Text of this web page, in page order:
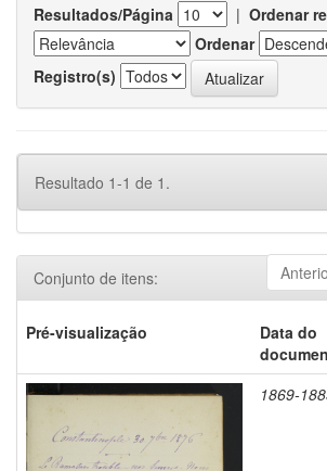
Resultados/Página | Ordenar
Ordenar
Registro(s)
Resultado 1-1 de 1.
Conjunto de itens:
Pré-visualização
Data do
1869-